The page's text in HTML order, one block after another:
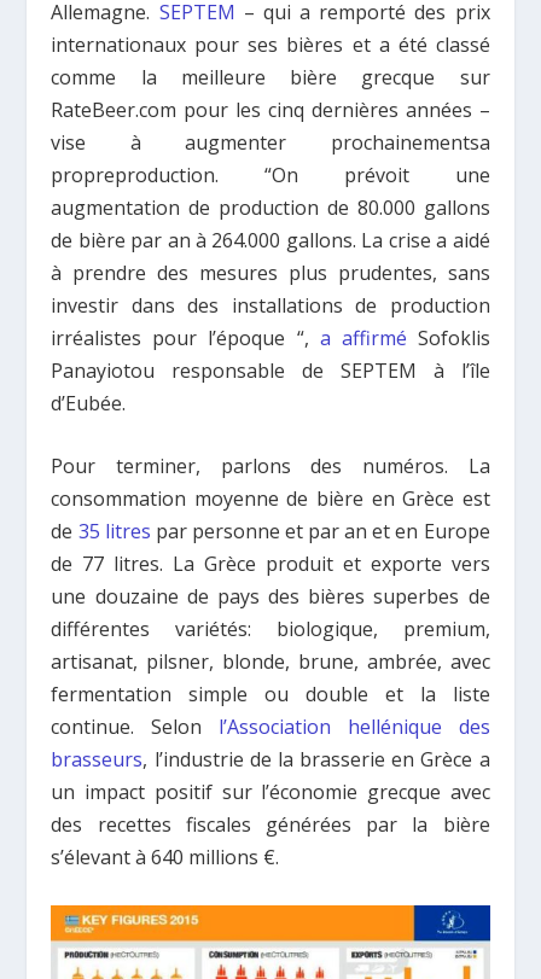
Allemagne. SEPTEM – qui a remporté des prix
internationaux pour ses bières et a été classé
comme la meilleure bière grecque sur
RateBeer.com pour les cinq dernières années –
vise à augmenter prochainementsa
propreproduction. “On prévoit une
augmentation de production de 80.000 gallons
de bière par an à 264.000 gallons. La crise a aidé
à prendre des mesures plus prudentes, sans
investir dans des installations de production
irréalistes pour l’époque “, a affirmé Sofoklis
Panayiotou responsable de SEPTEΜ à l’île
d’Eubée.
Pour terminer, parlons des numéros. La
consommation moyenne de bière en Grèce est
de 35 litres par personne et par an et en Europe
de 77 litres. La Grèce produit et exporte vers
une douzaine de pays des bières superbes de
différentes variétés: biologique, premium,
artisanat, pilsner, blonde, brune, ambrée, avec
fermentation simple ou double et la liste
continue. Selon l’Association hellénique des
brasseurs, l’industrie de la brasserie en Grèce a
un impact positif sur l’économie grecque avec
des recettes fiscales générées par la bière
s’élevant à 640 millions €.